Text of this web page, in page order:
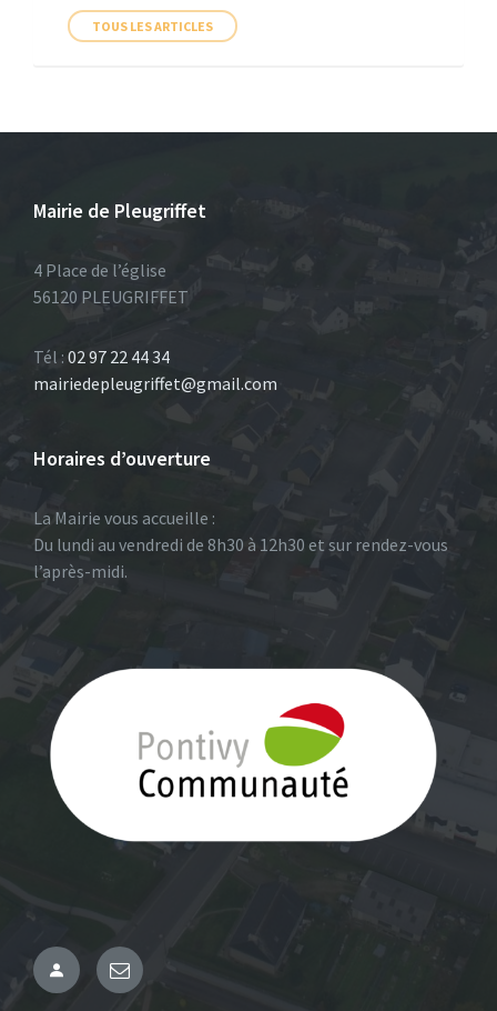
TOUS LES ARTICLES
Mairie de Pleugriffet
4 Place de l’église
56120 PLEUGRIFFET
Tél : 02 97 22 44 34
mairiedepleugriffet@gmail.com
Horaires d’ouverture
La Mairie vous accueille :
Du lundi au vendredi de 8h30 à 12h30 et sur rendez-vous
l’après-midi.
Administration
Email